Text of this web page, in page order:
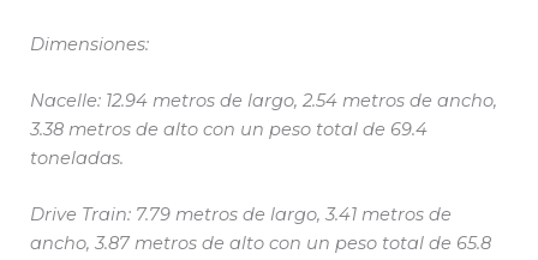
Dimensiones:
Nacelle: 12.94 metros de largo, 2.54 metros de ancho,
3.38 metros de alto con un peso total de 69.4
toneladas.
Drive Train: 7.79 metros de largo, 3.41 metros de
ancho, 3.87 metros de alto con un peso total de 65.8